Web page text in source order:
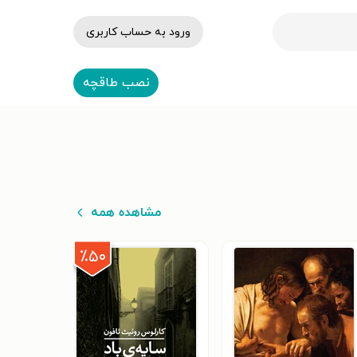
ورود به حساب کاربری
نصب طاقچه
مشاهده همه
٪۵۰